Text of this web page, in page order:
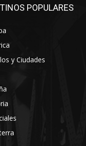
POPULARES
y Ciudades